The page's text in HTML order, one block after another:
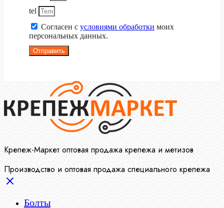
tel
Согласен с условиями обработки моих
персональных данных.
Отправить
Крепеж-Маркет оптовая продажа крепежа и метизов
Производство и оптовая продажа специального крепежа
Болты